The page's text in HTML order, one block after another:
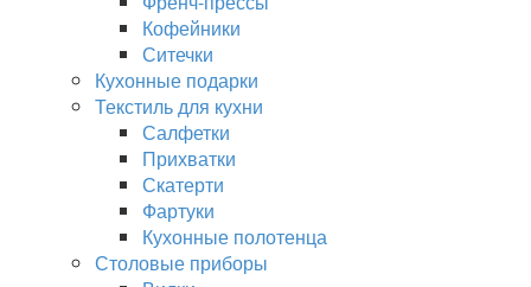
Кофейники
Ситечки
Кухонные подарки
Текстиль для кухни
Салфетки
Прихватки
Скатерти
Фартуки
Кухонные полотенца
Столовые приборы